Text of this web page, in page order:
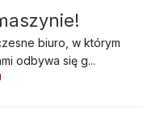
biuro, w którym
odbywa się g...